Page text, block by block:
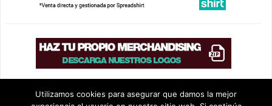
Utilizamos cookies para asegurar que damos la mejor